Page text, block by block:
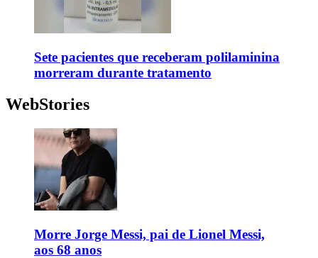
Sete pacientes que receberam polilaminina
morreram durante tratamento
WebStories
Morre Jorge Messi, pai de Lionel Messi,
aos 68 anos